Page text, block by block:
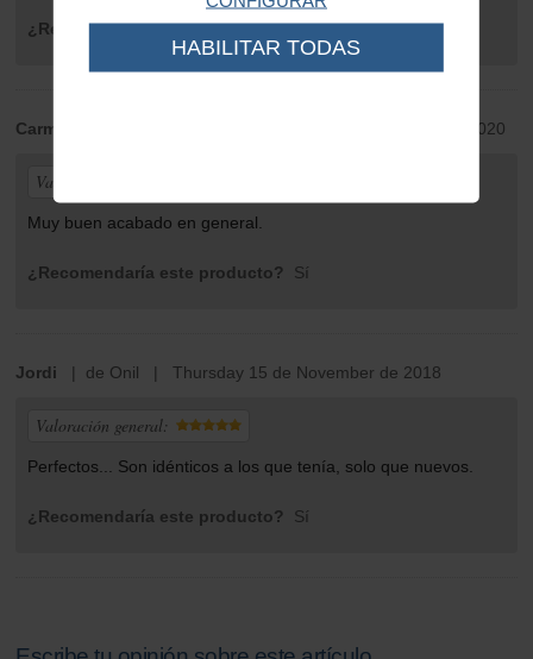
¿Recomendaría este producto?Sí
Carmelo Garcia | de Valencia | Friday 07 de August de 2020
Valoración general:
Muy buen acabado en general.
¿Recomendaría este producto? Sí
Jordi | de Onil | Thursday 15 de November de 2018
Valoración general:
Perfectos... Son idénticos a los que tenía, solo que nuevos.
¿Recomendaría este producto? Sí
HABILITAR TODAS